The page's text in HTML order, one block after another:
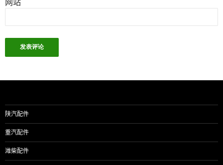
网站
陕汽配件
重汽配件
潍柴配件